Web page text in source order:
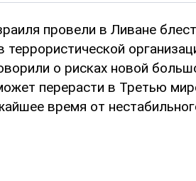
провели в Ливане
террористической
о рисках новой
перерасти в Третью
время от